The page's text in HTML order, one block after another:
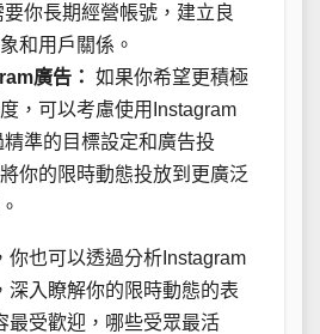
要你長期經營帳號，建立良
和用戶關係。
廣告： 如果你希望更積極
，可以考慮使用Instagram
精準的目標設定和廣告投
你的限時動態投放到更廣泛
你也可以透過分析Instagram
深入瞭解你的限時動態的表
最受歡迎，哪些受眾最活